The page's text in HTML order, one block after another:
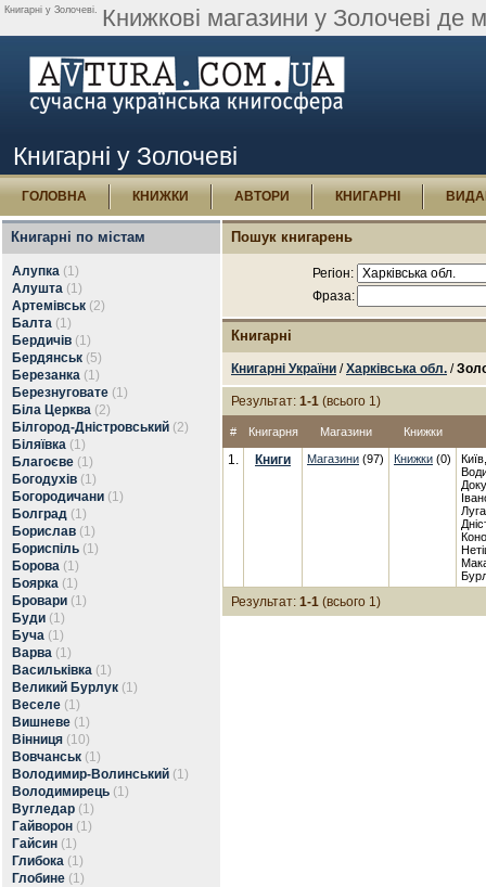
Книгарні у Золочеві. Книжкові магазини у Золочеві де
Книгарні у Золочеві
ГОЛОВНА КНИЖКИ АВТОРИ КНИГАРНІ
Книгарні по містам
Алупка (1)
Алушта (1)
Артемівськ (2)
Балта (1)
Бердичів (1)
Бердянськ (5)
Березанка (1)
Березнуговате (1)
Біла Церква (2)
Білгород-Дністровський (2)
Біляївка (1)
Благоєве (1)
Богодухів (1)
Богородичани (1)
Болград (1)
Борислав (1)
Бориспіль (1)
Борова (1)
Боярка (1)
Бровари (1)
Буди (1)
Буча (1)
Варва (1)
Васильківка (1)
Великий Бурлук (1)
Веселе (1)
Вишневе (1)
Вінниця (10)
Вовчанськ (1)
Володимир-Волинський (1)
Володимирець (1)
Вугледар (1)
Гайворон (1)
Гайсин (1)
Глибока (1)
Глобине (1)
Пошук книгарень
Регіон:
Фраза:
Книгарні
Книгарні України /Харківська обл. /
Результат: 1-1 (всього 1)
# Книгарня Магазини Книжки
1. Книги Магазини (97) Книжки (0)
Результат: 1-1 (всього 1)